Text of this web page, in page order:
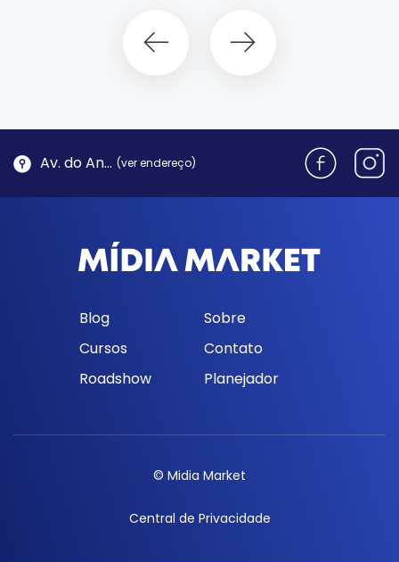
Av. do Antão, 1762 - Morro da Cruz | Florianópolis (ver endereço)
Blog
Sobre
Cursos
Contato
Roadshow
Planejador
© Midia Market
Central de Privacidade